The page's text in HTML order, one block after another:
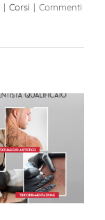
| Corsi | Commenti